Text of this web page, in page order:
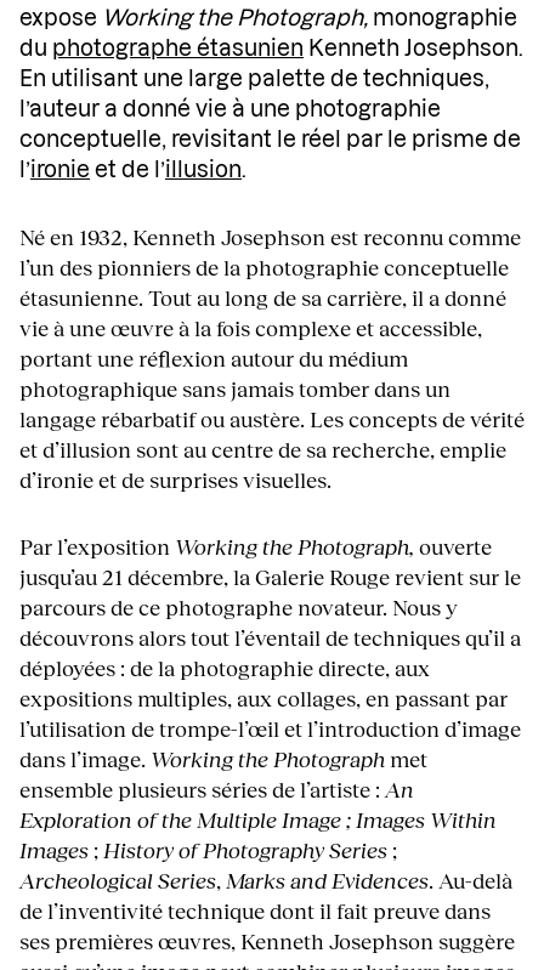
expose Working the Photograph, monographie
du photographe étasunien Kenneth Josephson.
En utilisant une large palette de techniques,
l’auteur a donné vie à une photographie
conceptuelle, revisitant le réel par le prisme de
l’ironie et de l’illusion.
Né en 1932, Kenneth Josephson est reconnu comme
l’un des pionniers de la photographie conceptuelle
étasunienne. Tout au long de sa carrière, il a donné
vie à une œuvre à la fois complexe et accessible,
portant une réflexion autour du médium
photographique sans jamais tomber dans un
langage rébarbatif ou austère. Les concepts de vérité
et d’illusion sont au centre de sa recherche, emplie
d’ironie et de surprises visuelles.
Par l’exposition Working the Photograph, ouverte
jusqu’au 21 décembre, la Galerie Rouge revient sur le
parcours de ce photographe novateur. Nous y
découvrons alors tout l’éventail de techniques qu’il a
déployées : de la photographie directe, aux
expositions multiples, aux collages, en passant par
l’utilisation de trompe-l’œil et l’introduction d’image
dans l’image. Working the Photographmet
ensemble plusieurs séries de l’artiste : An
Exploration of the Multiple Image ; Images Within
Images ; History of Photography Series ;
Archeological Series, Marks and Evidences. Au-delà
de l’inventivité technique dont il fait preuve dans
ses premières œuvres, Kenneth Josephson suggère